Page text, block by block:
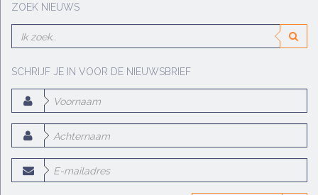
ZOEK NIEUWS
SCHRIJF JE IN VOOR DE NIEUWSBRIEF